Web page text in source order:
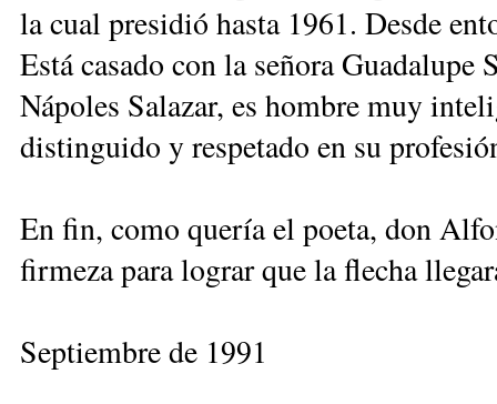
la cual presidió hasta 1961. Desde
Está casado con la señora
Nápoles Salazar, es hombre muy
distinguido y respetado en su
En fin, como quería el poeta, don
firmeza para lograr que la flecha
Septiembre de 1991